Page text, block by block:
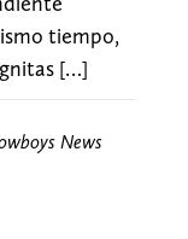
tiempo,
[…]
News